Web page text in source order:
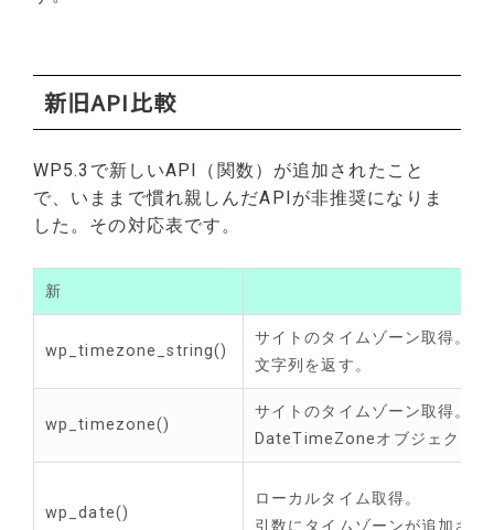
新旧API比較
WP5.3で新しいAPI（関数）が追加されたこと
で、いままで慣れ親しんだAPIが非推奨になりま
した。その対応表です。
新
wp_timezone_string()
サイトのタイムゾーン取得。
文字列を返す。
wp_timezone()
サイトのタイムゾーン取得。
DateTimeZoneオブジェクト
wp_date()
ローカルタイム取得。
引数にタイムゾーンが追加さ